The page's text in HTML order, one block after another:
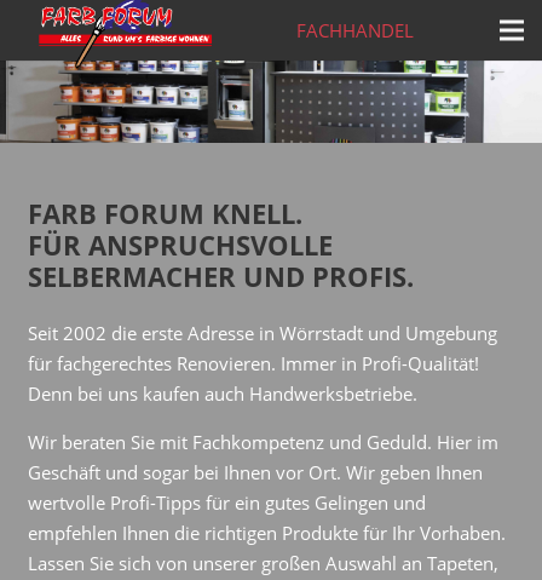
FACHHANDEL
FARB FORUM KNELL.
FÜR ANSPRUCHSVOLLE
SELBERMACHER UND PROFIS.
Seit 2002 die erste Adresse in Wörrstadt und Umgebung
für fachgerechtes Renovieren. Immer in Profi-Qualität!
Denn bei uns kaufen auch Handwerksbetriebe.
Wir beraten Sie mit Fachkompetenz und Geduld. Hier im
Geschäft und sogar bei Ihnen vor Ort. Wir geben Ihnen
wertvolle Profi-Tipps für ein gutes Gelingen und
empfehlen Ihnen die richtigen Produkte für Ihr Vorhaben.
Lassen Sie sich von unserer großen Auswahl an Tapeten,